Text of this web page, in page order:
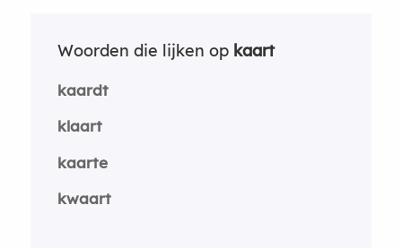
Woorden die lijken op kaart
kaardt
klaart
kaarte
kwaart